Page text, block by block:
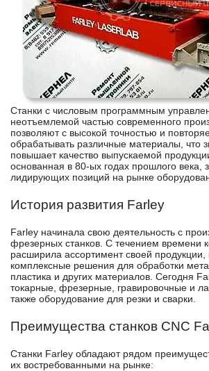
Станки с числовым программным
неотъемлемой частью современного
позволяют с высокой точностью и
обрабатывать различные материалы, что
повышает качество выпускаемой
основанная в 80-ых годах прошлого века,
лидирующих позиций на рынке
История развития Farley
Farley начинала свою деятельность с
фрезерных станков. С течением времени
расширила ассортимент своей продукции,
комплексные решения для обработки
пластика и других материалов. Сегодня
токарные, фрезерные, гравировочные и
также оборудование для резки и сварки.
Преимущества станков CNC
Станки Farley обладают рядом
их востребованными на рынке: